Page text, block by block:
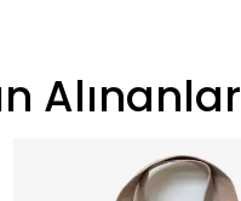
Alınanlar